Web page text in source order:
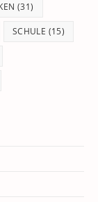
(31)
SCHULE (15)